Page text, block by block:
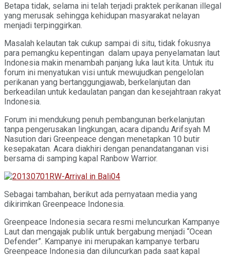
Betapa tidak, selama ini telah terjadi praktek perikanan illegal
yang merusak sehingga kehidupan masyarakat nelayan
menjadi terpinggirkan.
Masalah kelautan tak cukup sampai di situ, tidak fokusnya
para pemangku kepentingan dalam upaya penyelamatan laut
Indonesia makin menambah panjang luka laut kita. Untuk itu
forum ini menyatukan visi untuk mewujudkan pengelolan
perikanan yang bertanggungjawab, berkelanjutan dan
berkeadilan untuk kedaulatan pangan dan kesejahtraan rakyat
Indonesia.
Forum ini mendukung penuh pembangunan berkelanjutan
tanpa pengerusakan lingkungan, acara dipandu Arifsyah M
Nasution dari Greenpeace dengan menetapkan 10 butir
kesepakatan. Acara diakhiri dengan penandatanganan visi
bersama di samping kapal Ranbow Warrior.
Sebagai tambahan, berikut ada pernyataan media yang
dikirimkan Greenpeace Indonesia.
Greenpeace Indonesia secara resmi meluncurkan Kampanye
Laut dan mengajak publik untuk bergabung menjadi “Ocean
Defender”. Kampanye ini merupakan kampanye terbaru
Greenpeace Indonesia dan diluncurkan pada saat kapal